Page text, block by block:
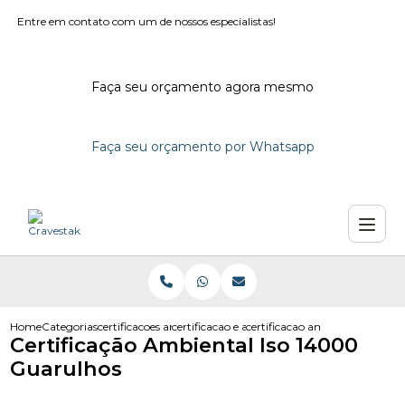
Entre em contato com um de nossos especialistas!
Faça seu orçamento agora mesmo
Faça seu orçamento por Whatsapp
HomeCategoriascertificacoes ambientaiscertificacao e auditoria ambiental
certificacao ambiental iso
Certificação Ambiental Iso 14000
Guarulhos